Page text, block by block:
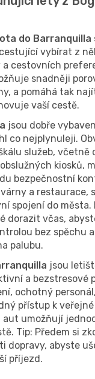
do
vybírat z
a cestovních
snadněji
a pomáhá tak
vaší cestě.
jsou dobře
co nejplynuleji.
služeb, včetně
kiosků,
bezpečnostní
a restaurace,
spojení do města.
dorazit včas,
bez spěchu
palubu.
jsou
a bezstresové
ochotný
přístup k
aut umožňují
Tip: Předem si
dopravy, abyste
příjezd.